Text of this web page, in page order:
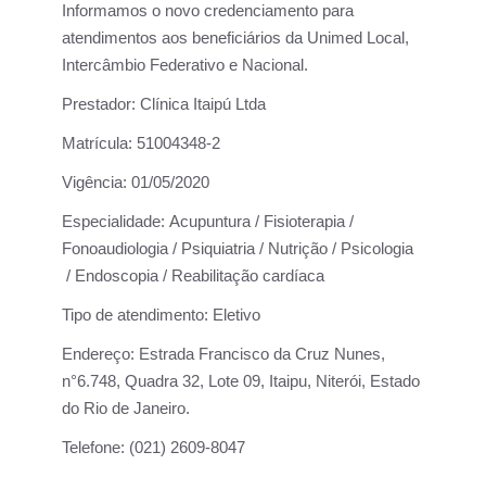
Informamos o novo credenciamento para
atendimentos aos beneficiários da Unimed Local,
Intercâmbio Federativo e Nacional.
Prestador: Clínica Itaipú Ltda
Matrícula: 51004348-2
Vigência: 01/05/2020
Especialidade: Acupuntura / Fisioterapia /
Fonoaudiologia / Psiquiatria / Nutrição / Psicologia
/ Endoscopia / Reabilitação cardíaca
Tipo de atendimento: Eletivo
Endereço: Estrada Francisco da Cruz Nunes,
n°6.748, Quadra 32, Lote 09, Itaipu, Niterói, Estado
do Rio de Janeiro.
Telefone: (021) 2609-8047